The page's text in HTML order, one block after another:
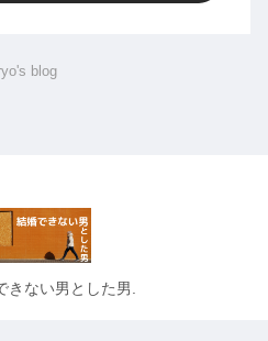
blog
ない男とした男.